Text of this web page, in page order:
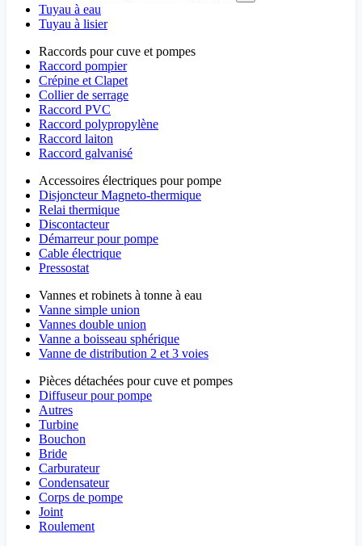
Tuyau à eau
Tuyau à lisier
Raccords pour cuve et pompes
Raccord pompier
Crépine et Clapet
Collier de serrage
Raccord PVC
Raccord polypropylène
Raccord laiton
Raccord galvanisé
Accessoires électriques pour pompe
Disjoncteur Magneto-thermique
Relai thermique
Discontacteur
Démarreur pour pompe
Cable électrique
Pressostat
Vannes et robinets à tonne à eau
Vanne simple union
Vannes double union
Vanne a boisseau sphérique
Vanne de distribution 2 et 3 voies
Pièces détachées pour cuve et pompes
Diffuseur pour pompe
Autres
Turbine
Bouchon
Bride
Carburateur
Condensateur
Corps de pompe
Joint
Roulement